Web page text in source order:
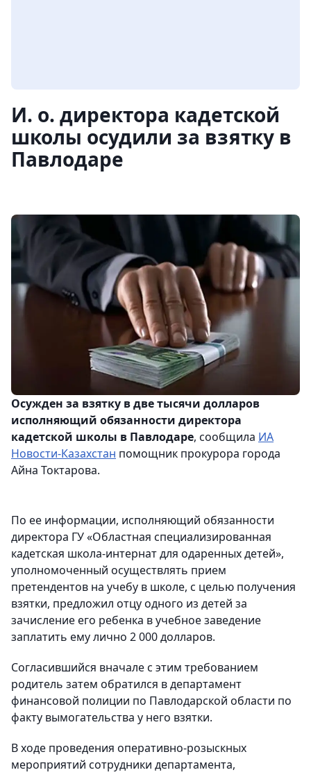
И. о. директора кадетской
школы осудили за взятку в
Павлодаре
Осужден за взятку в две тысячи долларов
исполняющий обязанности директора
кадетской школы в Павлодаре, сообщила ИА
Новости-Казахстан помощник прокурора города
Айна Токтарова.
По ее информации, исполняющий обязанности
директора ГУ «Областная специализированная
кадетская школа-интернат для одаренных детей»,
уполномоченный осуществлять прием
претендентов на учебу в школе, с целью получения
взятки, предложил отцу одного из детей за
зачисление его ребенка в учебное заведение
заплатить ему лично 2 000 долларов.
Согласившийся вначале с этим требованием
родитель затем обратился в департамент
финансовой полиции по Павлодарской области по
факту вымогательства у него взятки.
В ходе проведения оперативно-розыскных
мероприятий сотрудники департамента,